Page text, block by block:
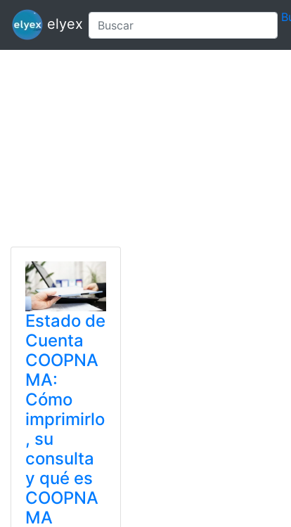
elyex
Estado de
Cuenta
COOPNA
MA:
Cómo
imprimirlo
, su
consulta
y qué es
COOPNA
MA